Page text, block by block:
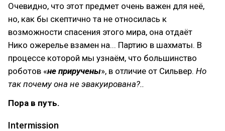
Очевидно, что этот предмет очень важен для неё,
но, как бы скептично та не относилась к
возможности спасения этого мира, она отдаёт
Нико ожерелье взамен на... Партию в шахматы. В
процессе которой мы узнаём, что большинство
роботов «не приручены», в отличие от Сильвер. Но
так почему она не эвакуирована?..
Пора в путь.
Intermission